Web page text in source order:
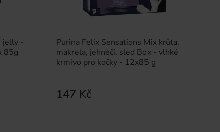
jelly -
85g
Purina Felix Sensations Mix krůta,
makrela, jehněčí, sleď Box - vlhké
krmivo pro kočky - 12x85 g
147 Kč